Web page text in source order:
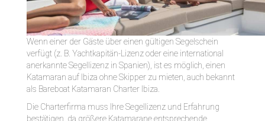
Wenn einer der Gäste über einen gültigen Segelschein
verfügt (z. B. Yachtkapitän-Lizenz oder eine international
anerkannte Segellizenz in Spanien), ist es möglich, einen
Katamaran auf Ibiza ohne Skipper zu mieten, auch bekannt
als Bareboat Katamaran Charter Ibiza.
Die Charterfirma muss Ihre Segellizenz und Erfahrung
bestätigen, da größere Katamarane entsprechende